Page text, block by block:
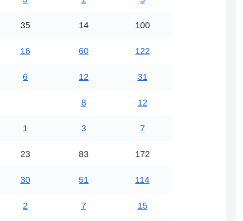
35 14 100
16 60 122
6 12 31
8 12
1 3 7
23 83 172
30 51 114
2 7 15